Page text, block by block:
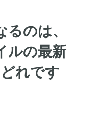
のは、
ルの最新
れです